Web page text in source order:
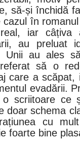
să-și închidă
în
iar câțiva
au preluat
Unii au ales
să o
care a
evadării.
o scriitoare
doar schema
cu
foarte bine